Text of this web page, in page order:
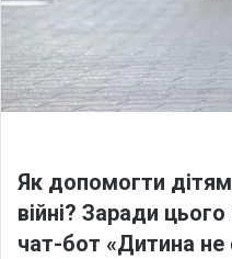
Як допомогти
війні? Заради цього
чат-бот «Дитина не